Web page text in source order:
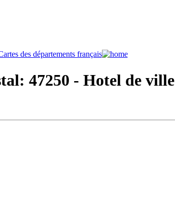
47250 - Hotel de ville